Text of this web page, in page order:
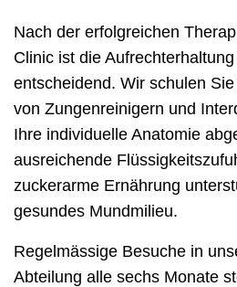
Nach der erfolgreichen
Clinic ist die
entscheidend. Wir schulen
von Zungenreinigern und
Ihre individuelle Anatomie
ausreichende
zuckerarme Ernährung
gesundes Mundmilieu.
Regelmässige Besuche in
Abteilung alle sechs Monate